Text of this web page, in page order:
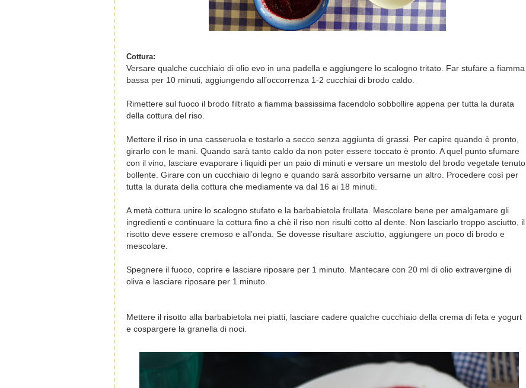
Cottura:
Versare qualche cucchiaio di olio evo in una padella e aggiungere lo scalogno tritato. Far stufare a fiamma
bassa per 10 minuti, aggiungendo all’occorrenza 1-2 cucchiai di brodo caldo.
Rimettere sul fuoco il brodo filtrato a fiamma bassissima facendolo sobbollire appena per tutta la durata
della cottura del riso.
Mettere il riso in una casseruola e tostarlo a secco senza aggiunta di grassi. Per capire quando è pronto,
girarlo con le mani. Quando sarà tanto caldo da non poter essere toccato è pronto. A quel punto sfumare
con il vino, lasciare evaporare i liquidi per un paio di minuti e versare un mestolo del brodo vegetale tenuto
bollente. Girare con un cucchiaio di legno e quando sarà assorbito versarne un altro. Procedere così per
tutta la durata della cottura che mediamente va dal 16 ai 18 minuti.
A metà cottura unire lo scalogno stufato e la barbabietola frullata. Mescolare bene per amalgamare gli
ingredienti e continuare la cottura fino a chè il riso non risulti cotto al dente. Non lasciarlo troppo asciutto, il
risotto deve essere cremoso e all’onda. Se dovesse risultare asciutto, aggiungere un poco di brodo e
mescolare.
Spegnere il fuoco, coprire e lasciare riposare per 1 minuto. Mantecare con 20 ml di olio extravergine di
oliva e lasciare riposare per 1 minuto.
Mettere il risotto alla barbabietola nei piatti, lasciare cadere qualche cucchiaio della crema di feta e yogurt
e cospargere la granella di noci.